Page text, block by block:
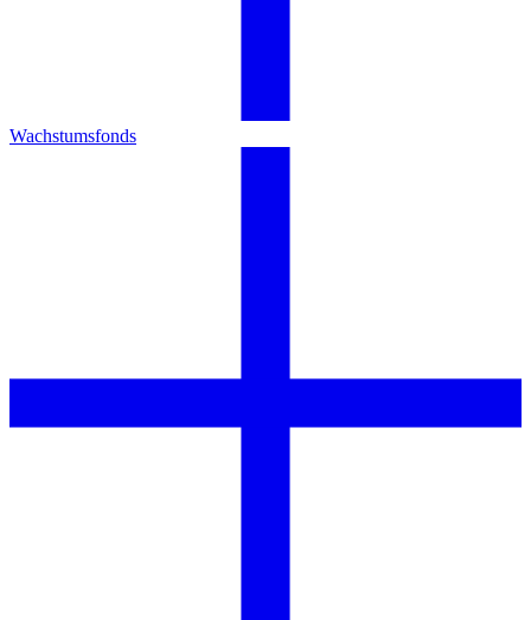
Wachstumsfonds